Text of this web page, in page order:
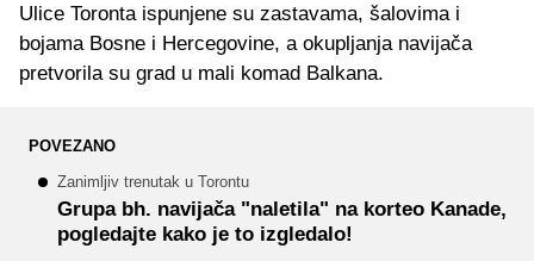
Ulice Toronta ispunjene su zastavama, šalovima i
bojama Bosne i Hercegovine, a okupljanja navijača
pretvorila su grad u mali komad Balkana.
POVEZANO
Zanimljiv trenutak u Torontu
Grupa bh. navijača "naletila" na korteo Kanade,
pogledajte kako je to izgledalo!